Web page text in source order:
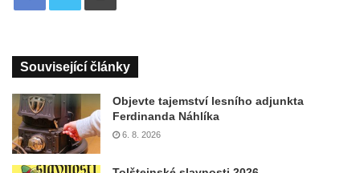
Související články
Objevte tajemství lesního adjunkta
Ferdinanda Náhlíka
6. 8. 2026